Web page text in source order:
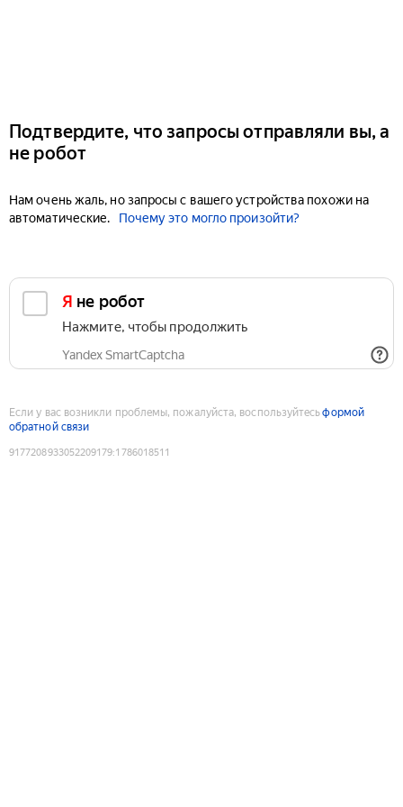
Подтвердите, что запросы отправляли вы, а
не робот
Нам очень жаль, но запросы с вашего устройства похожи на
автоматические.
Почему это могло произойти?
Я не робот
Нажмите, чтобы продолжить
Yandex SmartCaptcha
Если у вас возникли проблемы, пожалуйста, воспользуйтесьформой
обратной связи
9177208933052209179:1786018511